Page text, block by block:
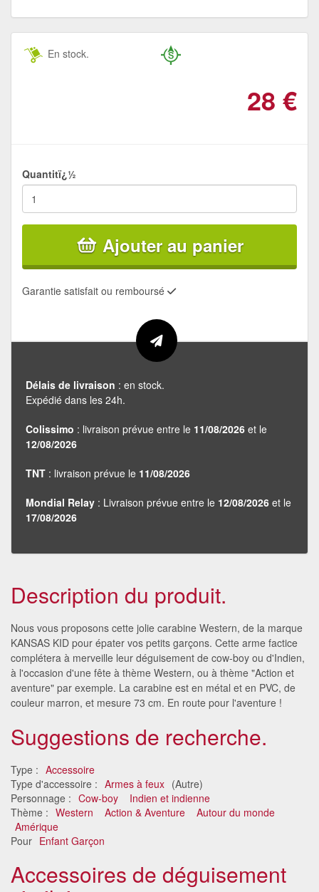
En stock.
28 €
Quantitï¿½
Ajouter au panier
Garantie satisfait ou remboursé
Délais de livraison : en stock.
Expédié dans les 24h.
Colissimo : livraison prévue entre le 11/08/2026 et le
12/08/2026
TNT : livraison prévue le 11/08/2026
Mondial Relay : Livraison prévue entre le 12/08/2026 et le
17/08/2026
Description du produit.
Nous vous proposons cette jolie carabine Western, de la marque
KANSAS KID pour épater vos petits garçons. Cette arme factice
complétera à merveille leur déguisement de cow-boy ou d'Indien,
à l'occasion d'une fête à thème Western, ou à thème "Action et
aventure" par exemple. La carabine est en métal et en PVC, de
couleur marron, et mesure 73 cm. En route pour l'aventure !
Suggestions de recherche.
Type : Accessoire
Type d'accessoire : Armes à feux (Autre)
Personnage : Cow-boy
Indien et indienne
Thème : Western Action & Aventure
Autour du monde
Amérique
Pour Enfant Garçon
Accessoires de déguisement